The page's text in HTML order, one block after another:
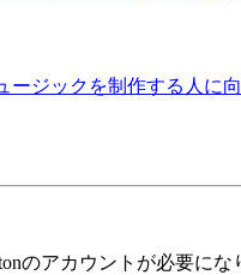
ージックを制作する人に
のアカウントが必要に